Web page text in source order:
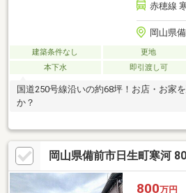
赤穂線
岡山県
建築条件なし 更地
本下水
即引渡し可
国道250号線沿いの約68坪！お店・お家
か？
岡山県備前市日生町寒河
800万円